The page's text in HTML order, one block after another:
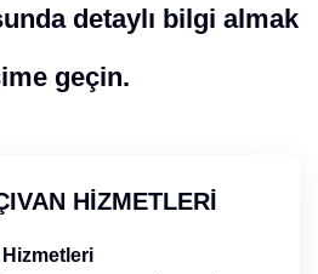
detaylı bilgi almak
geçin.
HIZMETLERI